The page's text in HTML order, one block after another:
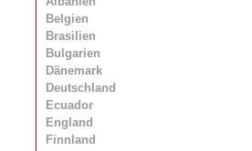
Belgien
Brasilien
Bulgarien
Dänemark
Deutschland
Ecuador
England
Finnland